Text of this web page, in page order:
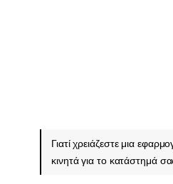
Γιατί χρειάζεστε μια
κινητά για το κατάστημά